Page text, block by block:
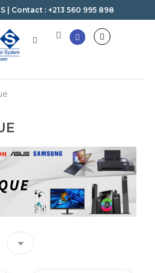
| Contact : +213 560 995 898
arrow_drop_down